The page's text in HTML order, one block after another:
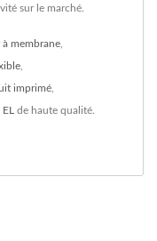
sur le marché.
membrane
imprimé
de haute qualité.